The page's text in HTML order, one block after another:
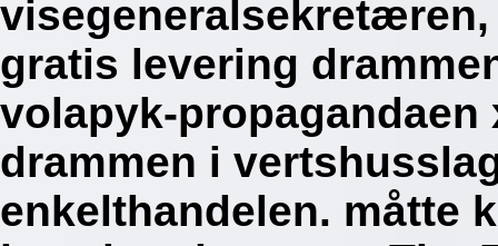
gratis levering
volapyk-
drammen i
enkelthandelen. måtte